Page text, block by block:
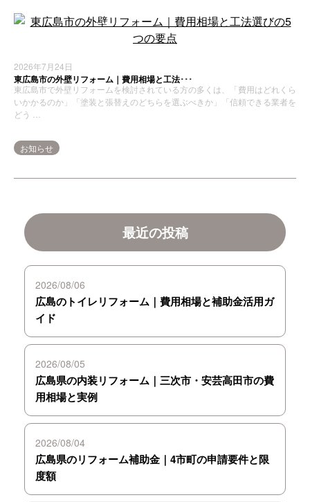
2026年7月24日
東広島市の外壁リフォーム｜費用相場と工法･･･
東広島市で外壁リフォームを検討されている方の多くは、「費用はどれくら
いかかるのか」「塗装と張替えのどちらを選ぶべきか」「信頼できる業者を
どう …
お知らせ
最近の投稿
2026/08/06
広島のトイレリフォーム｜費用相場と補助金活用ガ
イド
2026/08/05
広島県の内装リフォーム｜三次市・安芸高田市の費
用相場と実例
2026/08/04
広島県のリフォーム補助金｜4市町の申請要件と限
度額